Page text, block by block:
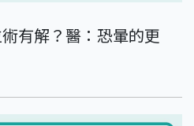
有解？醫：恐暈的更